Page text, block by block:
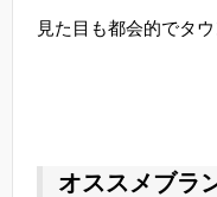
見た目も都会的でタ
オススメブラ